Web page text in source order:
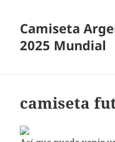
Camiseta
2025 Mundial
camiseta